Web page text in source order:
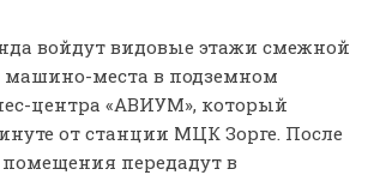
войдут видовые этажи смежной
места в подземном
центра «АВИУМ», который
от станции МЦК Зорге. После
помещения передадут в